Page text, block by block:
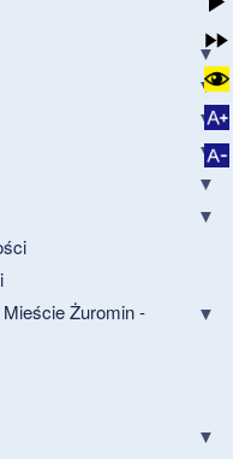
Żuromin -